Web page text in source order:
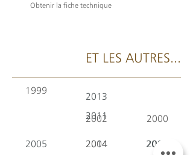
Obtenir la fiche technique
ET LES AUTRES...
1999
2011 2000
2013
2002
2014 2003
2004 2016
2005